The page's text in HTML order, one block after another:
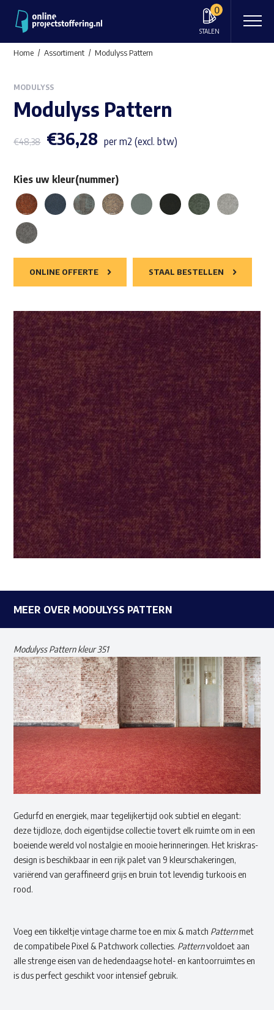
0
STALEN
Home Assortiment Modulyss Pattern
MODULYSS
Modulyss Pattern
€48,38 €36,28 per m2 (excl. btw)
Kies uw kleur(nummer)
ONLINE OFFERTE STAAL BESTELLEN
MEER OVER MODULYSS PATTERN
Modulyss Pattern kleur 351
Gedurfd en energiek, maar tegelijkertijd ook subtiel en elegant:
deze tijdloze, doch eigentijdse collectie tovert elk ruimte om in een
boeiende wereld vol nostalgie en mooie herinneringen. Het kriskras-
design is beschikbaar in een rijk palet van 9 kleurschakeringen,
variërend van geraffineerd grijs en bruin tot levendig turkoois en
rood.
Voeg een tikkeltje vintage charme toe en mix & match Patternmet
de compatibele Pixel & Patchwork collecties. Patternvoldoet aan
alle strenge eisen van de hedendaagse hotel- en kantoorruimtes en
is dus perfect geschikt voor intensief gebruik.